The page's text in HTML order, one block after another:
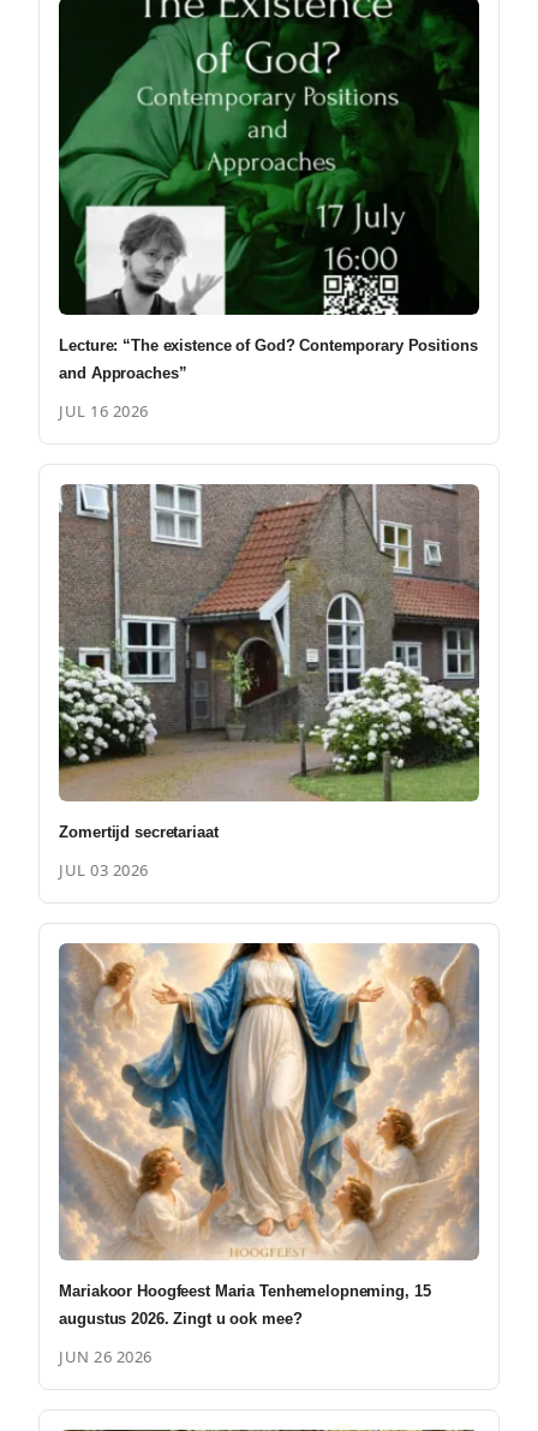
Lecture: “The existence of God? Contemporary Positions
and Approaches”
JUL 16 2026
Zomertijd secretariaat
JUL 03 2026
Mariakoor Hoogfeest Maria Tenhemelopneming, 15
augustus 2026. Zingt u ook mee?
JUN 26 2026